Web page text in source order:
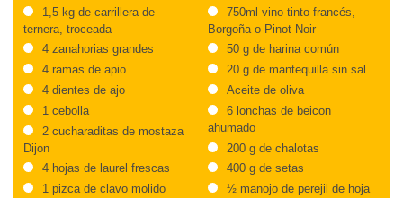
1,5 kg de carrillera de
ternera, troceada
4 zanahorias grandes
4 ramas de apio
4 dientes de ajo
1 cebolla
2 cucharaditas de mostaza
Dijon
4 hojas de laurel frescas
1 pizca de clavo molido
750ml vino tinto francés,
Borgoña o Pinot Noir
50 g de harina común
20 g de mantequilla sin sal
Aceite de oliva
6 lonchas de beicon
ahumado
200 g de chalotas
400 g de setas
½ manojo de perejil de hoja